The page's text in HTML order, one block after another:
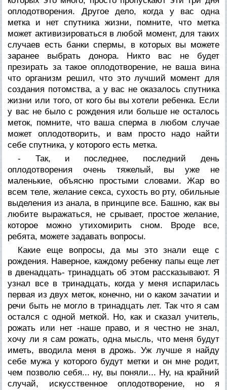
оплодотворения. Другое дело, когда у вас одна
метка и нет спутника жизни, помните, что метка
может активизироваться в любой момент, для таких
случаев есть банки спермы, в которых вы можете
заранее выбрать донора. Никто вас не будет
презирать за такое оплодотворение, не ваша вина
что организм решил, что это лучший момент для
создания потомства, а у вас не оказалось спутника
жизни или того, от кого бы вы хотели ребенка. Если
у вас не было с рождения или больше не осталось
меток, помните, что ваша сперма в любом случае
может оплодотворить, и вам просто надо найти
себе спутника, у которого есть метка.
- Так, и последнее, последний день
оплодотворения очень тяжелый, вы уже не
маленькие, объясню простыми словами. Жар во
всем теле, желание секса, сухость во рту, обильные
выделения из анала, в принципе все. Башню, как вы
любите выражаться, не срывает, простое желание,
которое можно утихомирить сном. Вроде все,
ребята, можете задавать вопросы.
Какие еще вопросы, да мы это знали еще с
рождения. Наверное, каждому ребенку папы еще лет
в двенадцать- тринадцать об этом рассказывают. Я
узнал все в тринадцать, когда у меня испарилась
первая из двух меток, конечно, ни о каком зачатии и
речи быть не могло в тринадцать лет. Так что я сам
остался с одной меткой. Но, как и сказал учитель,
рожать или нет -наше право, и я честно не знал,
хочу ли я сам рожать, одна мысль, что меня будут
иметь, вводила меня в дрожь. Уж лучше я найду
себе мужа у которого будут метки и он мне родит,
чем позволю себя... ну, вы поняли... Ну, на крайний
случай, искусственное оплодотворение, но я